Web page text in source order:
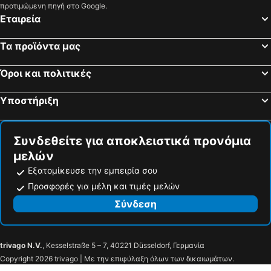
St. Christina, spa hotels
Welschnofen - Karersee, spa hotels
Falcade, spa hotels
Abtei, spa hotels
Lana, spa hotels
προτιμώμενη πηγή στο Google.
Εταιρεία
Τα προϊόντα μας
Όροι και πολιτικές
Υποστήριξη
Συνδεθείτε για αποκλειστικά προνόμια
μελών
Εξατομίκευσε την εμπειρία σου
Προσφορές για μέλη και τιμές μελών
Σύνδεση
trivago N.V., Kesselstraße 5 – 7, 40221 Düsseldorf, Γερμανία
Copyright 2026 trivago | Με την επιφύλαξη όλων των δικαιωμάτων.